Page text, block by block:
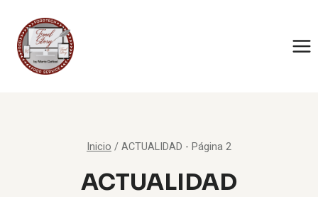
contenido
Inicio /ACTUALIDAD - Página 2
ACTUALIDAD